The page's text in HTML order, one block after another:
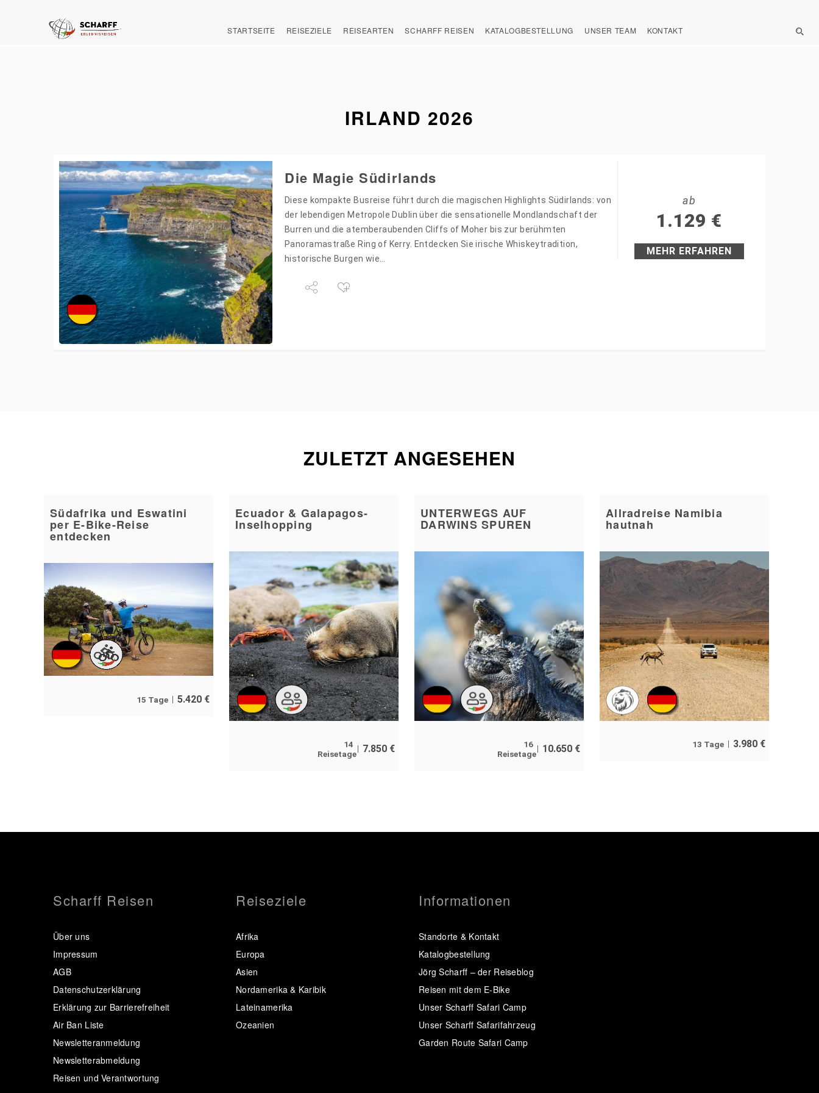
STARTSEITE REISEZIELE REISEARTEN SCHARFF REISEN KATALOGBESTELLUNG UNSER TEAM KONTAKT
IRLAND 2026
Die Magie Südirlands
Diese kompakte Busreise führt durch die magischen Highlights Südirlands: von
der lebendigen Metropole Dublin über die sensationelle Mondlandschaft der
Burren und die atemberaubenden Cliffs of Moher bis zur berühmten
Panoramastraße Ring of Kerry. Entdecken Sie irische Whiskeytradition,
historische Burgen wie…
ab
1.129 €
MEHR ERFAHREN
ZULETZT ANGESEHEN
Südafrika und Eswatini
per E-Bike-Reise
entdecken
15 Tage 5.420 €
Ecuador & Galapagos-
Inselhopping
14
Reisetage
7.850 €
UNTERWEGS AUF
DARWINS SPUREN
16
Reisetage
10.650 €
Allradreise Namibia
hautnah
13 Tage 3.980 €
Scharff Reisen
Über uns
Impressum
AGB
Datenschutzerklärung
Erklärung zur Barrierefreiheit
Air Ban Liste
Newsletteranmeldung
Newsletterabmeldung
Reisen und Verantwortung
Reiseziele
Afrika
Europa
Asien
Nordamerika & Karibik
Lateinamerika
Ozeanien
Informationen
Standorte & Kontakt
Katalogbestellung
Jörg Scharff – der Reiseblog
Reisen mit dem E-Bike
Unser Scharff Safari Camp
Unser Scharff Safarifahrzeug
Garden Route Safari Camp